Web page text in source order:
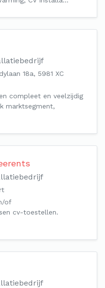
18a, 5981 XC
compleet en veelzijdig
marktsegment,
of
cv-toestellen.